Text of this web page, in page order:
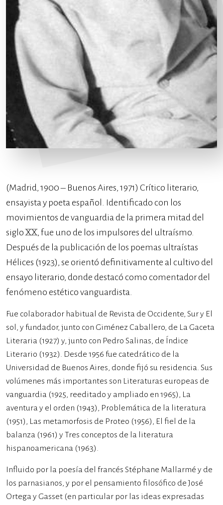
(Madrid, 1900 – Buenos Aires, 1971) Crítico literario,
ensayista y poeta español. Identificado con los
movimientos de vanguardia de la primera mitad del
siglo XX, fue uno de los impulsores del ultraísmo.
Después de la publicación de los poemas ultraístas
Hélices (1923), se orientó definitivamente al cultivo del
ensayo literario, donde destacó como comentador del
fenómeno estético vanguardista.
Fue colaborador habitual de Revista de Occidente, Sur y El
sol, y fundador, junto con Giménez Caballero, de La Gaceta
Literaria (1927) y, junto con Pedro Salinas, de Índice
Literario (1932). Desde 1956 fue catedrático de la
Universidad de Buenos Aires, donde fijó su residencia. Sus
volúmenes más importantes son Literaturas europeas de
vanguardia (1925, reeditado y ampliado en 1965), La
aventura y el orden (1943), Problemática de la literatura
(1951), Las metamorfosis de Proteo (1956), El fiel de la
balanza (1961) y Tres conceptos de la literatura
hispanoamericana (1963).
Influido por la poesía del francés Stéphane Mallarmé y de
los parnasianos, y por el pensamiento filosófico de José
Ortega y Gasset (en particular por las ideas expresadas